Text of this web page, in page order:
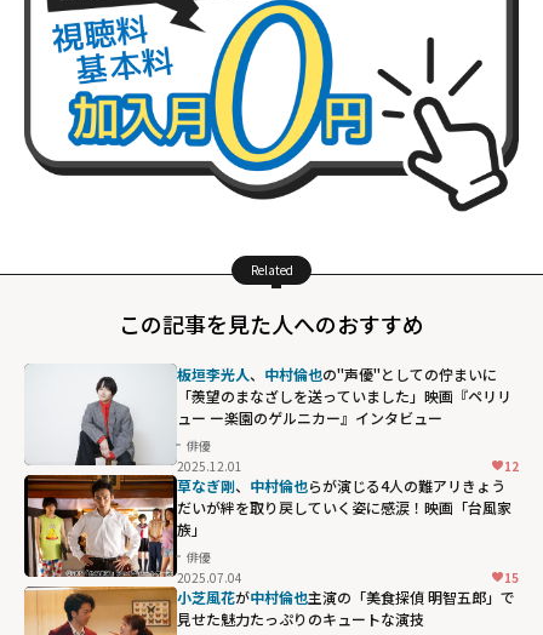
Related
この記事を見た人へのおすすめ
板垣李光人、 中村倫也の"声優"としての佇まいに
「羨望のまなざしを送っていました」映画『ペリリ
ュー ー楽園のゲルニカー』インタビュー
俳優
2025.12.01
12
草なぎ剛、 中村倫也らが演じる4人の難アリきょう
だいが絆を取り戻していく姿に感涙！映画「台風家
族」
俳優
2025.07.04
15
小芝風花が中村倫也主演の「美食探偵 明智五郎」で
見せた魅力たっぷりのキュートな演技